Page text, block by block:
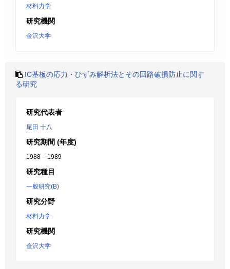
材料力学
研究機関
金沢大学
IC基板の応力・ひずみ解析法とその回路破損防止に関す
る研究
研究代表者
尾田 十八
研究期間 (年度)
1988 – 1989
研究種目
一般研究(B)
研究分野
材料力学
研究機関
金沢大学